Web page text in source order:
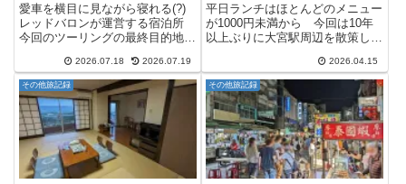
愛車を横目に見ながら寝れる(?)
レッドバロンが運営する宿泊所
今回のツーリングの最終目的地は
度泊まってみたい宿があったの
で、取り急ぎ岡崎へ向かっていま
す。 まぁこのツーリングの最大
の目的と言っても過言ではない...
2026.07.18 2026.07.19
平日ランチはほとんどのメニュー
が1000円未満から 今回は10年
以上ぶりに大宮駅周辺を散策して
だ関西では珍しかった｢餃子の満
州｣でメシを済ませちゃったな
ー。という事で、今回は開拓を兼
ねて大宮駅周辺で人気そうなラ...
2026.04.15
その他旅記録 その他旅記録